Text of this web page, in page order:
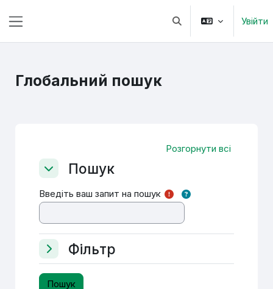
Переключити Увійти
Глобальний пошук
Розгорнути всі
Пошук
ПошукПошук
Введіть ваш запит на пошук
Фільтр
ФільтрФільтр